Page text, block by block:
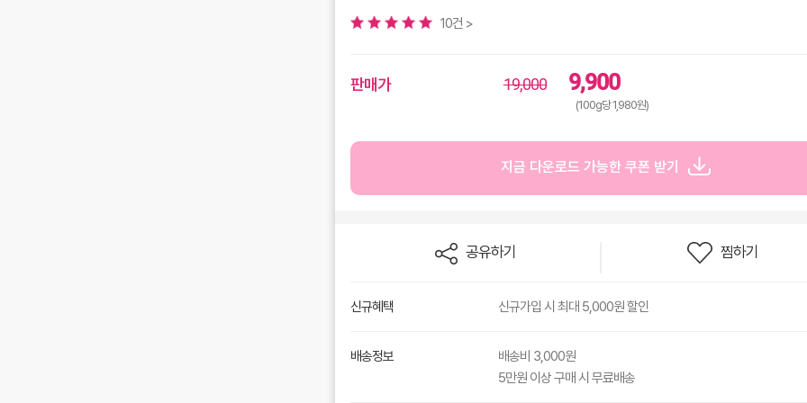
10건 >
판매가 19,000 9,900
(100g당 1,980원)
지금 다운로드 가능한 쿠폰 받기
공유하기 찜하기
신규혜택 신규가입 시 최대 5,000원 할인
배송정보
배송비 3,000원
5만원 이상 구매 시 무료배송